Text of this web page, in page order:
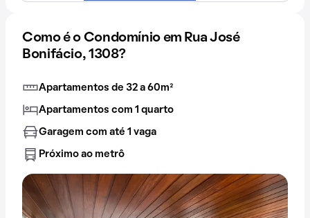
Como é o Condomínio em Rua José
Bonifácio, 1308?
Apartamentos de 32 a 60m²
Apartamentos com 1 quarto
Garagem com até 1 vaga
Próximo ao metrô